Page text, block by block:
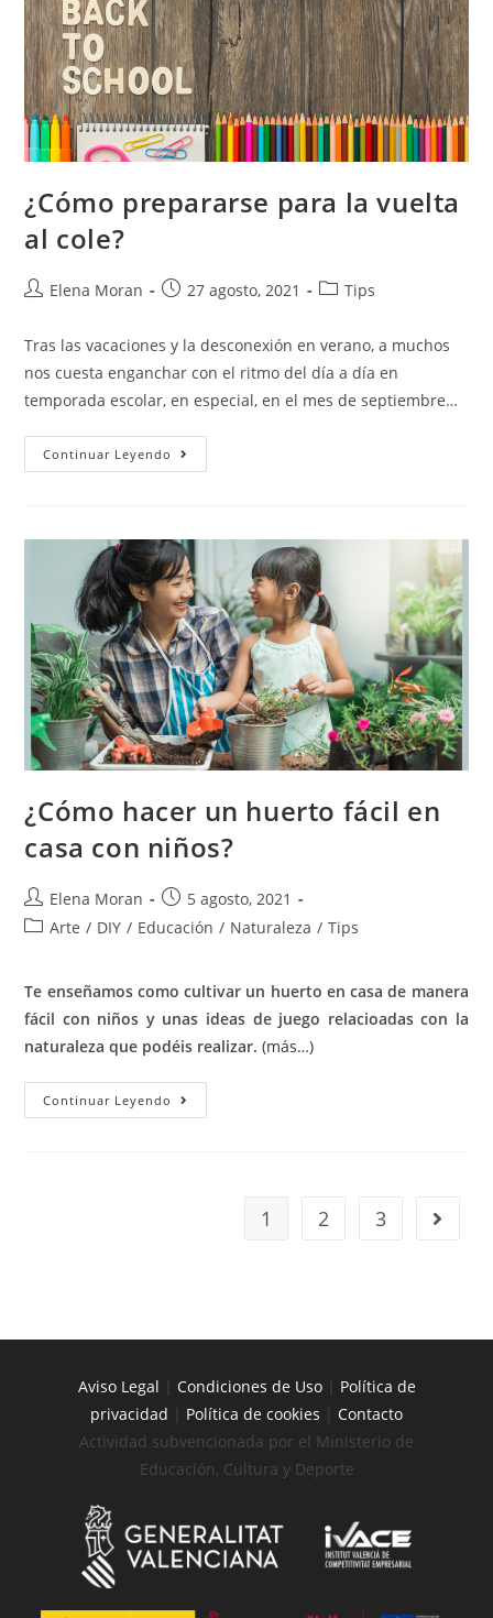
¿Cómo prepararse para la vuelta
al cole?
Elena Moran 27 agosto, 2021 Tips
Tras las vacaciones y la desconexión en verano, a muchos
nos cuesta enganchar con el ritmo del día a día en
temporada escolar, en especial, en el mes de septiembre…
Continuar Leyendo
¿Cómo hacer un huerto fácil en
casa con niños?
Elena Moran
5 agosto, 2021
Arte / DIY / Educación / Naturaleza / Tips
Te enseñamos como cultivar un huerto en casa de manera
fácil con niños y unas ideas de juego relacioadas con la
naturaleza que podéis realizar. (más…)
Continuar Leyendo
1 2 3
Aviso Legal Condiciones de Uso| Política de
privacidad
Política de cookies
Contacto
Actividad subvencionada por el Ministerio de
Educación, Cultura y Deporte